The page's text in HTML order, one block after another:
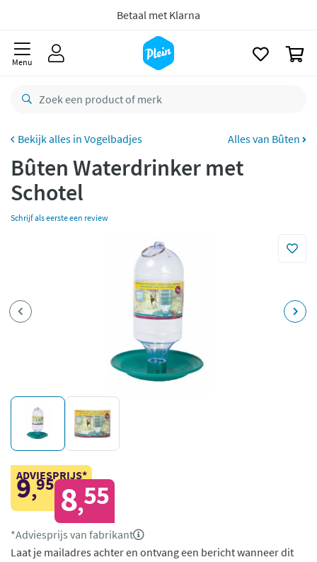
Gratisretourneren
8,8/10
Menu
Vogelbadjes Alles van Bûten
Bûten Waterdrinker met
Schotel
Schrijf als eerste een review
ADVIESPRIJS*
9,95 8,55
*Adviesprijs van fabrikant
Laat je mailadres achter en ontvang een bericht wanneer dit